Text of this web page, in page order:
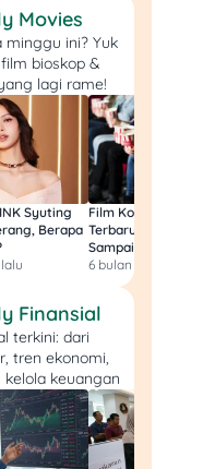
Negosiasi
resmi.
nomor pribadi
tidak jelas
apalagi jika
ke rekening
pinjol legal,
customer
resmi, pusat
atau
internal.
bisa kamu
Movies
minggu ini? Yuk
bioskop &
lagi rame!
Syuting
Berapa
Film Komedi
Terbaru 2026, Siap
Sampai Sakit Perut!
6 bulan yang lalu
Finansial
terkini: dari
tren ekonomi,
keuangan